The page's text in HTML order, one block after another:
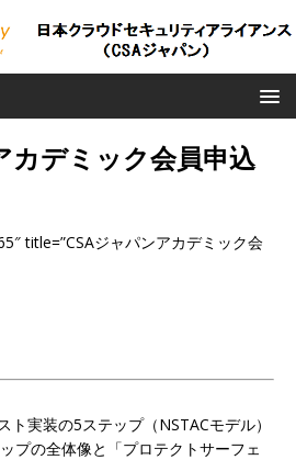
カデミック会員申込
title=”CSAジャパンアカデミック会
ト実装の5ステップ（NSTACモデル）
の全体像と「プロテクトサーフェ